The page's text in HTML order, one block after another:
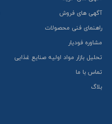
آگهی های فروش
راهنمای فنی محصولات
مشاوره فودیار
تحلیل بازار مواد اولیه صنایع غذایی
تماس با ما
بلاگ